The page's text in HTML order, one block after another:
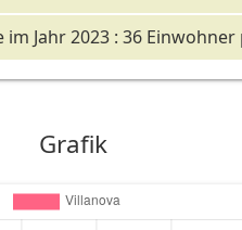
Jahr 2023 : 36 Einwohner
Grafik